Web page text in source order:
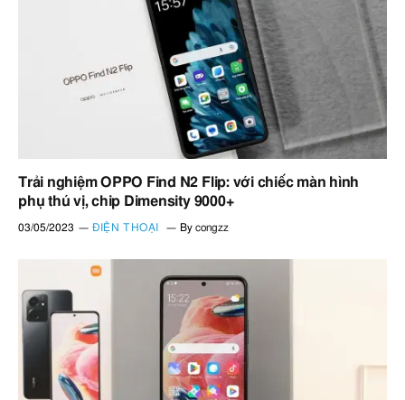
Trải nghiệm OPPO Find N2 Flip: với chiếc màn hình
phụ thú vị, chip Dimensity 9000+
03/05/2023 ĐIỆN THOẠI By congzz